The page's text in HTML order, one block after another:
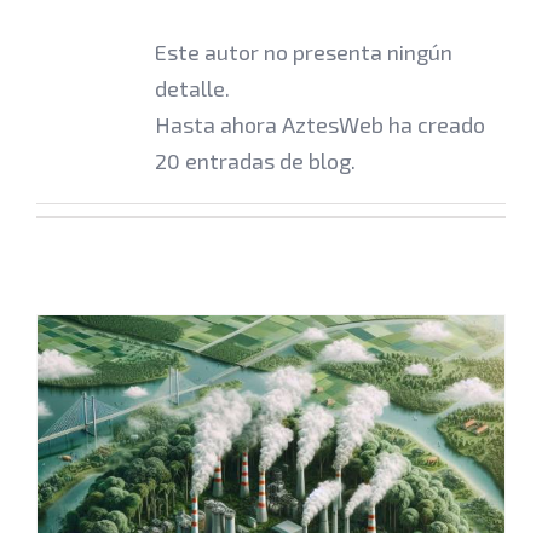
Este autor no presenta ningún
detalle.
Hasta ahora AztesWeb ha creado
20 entradas de blog.